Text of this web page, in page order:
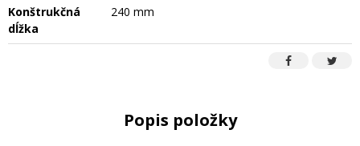
Konštrukčná
dĺžka
240 mm
Popis položky